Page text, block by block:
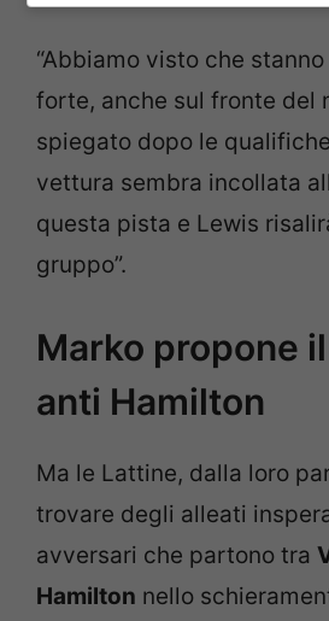
“Abbiamo visto che
forte, anche sul fronte del
spiegato dopo le
vettura sembra incollata
questa pista e Lewis
gruppo”.
Marko propone
anti Hamilton
Ma le Lattine, dalla loro
trovare degli alleati
avversari che partono tra
Hamilton nello